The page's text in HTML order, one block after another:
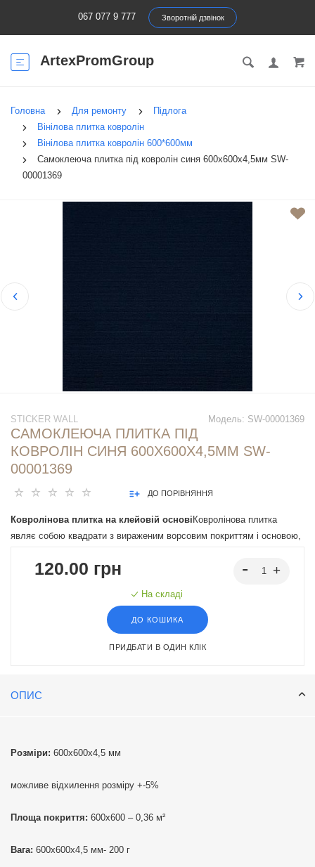
067 077 9 777 Зворотній дзвінок
ArtexPromGroup
Головна Для ремонту
Підлога
Вінілова плитка ковролін
Вінілова плитка ковролін 600*600мм
Самоклеюча плитка під ковролін синя 600х600х4,5мм SW-
00001369
Модель: SW-00001369
STICKER WALL
САМОКЛЕЮЧА ПЛИТКА ПІД
КОВРОЛІН СИНЯ 600Х600Х4,5ММ SW-
00001369
ДО ПОРІВНЯННЯ
Ковролінова плитка на клейовій основі Ковролінова плитка
являє собою квадрати з вираженим ворсовим покриттям і основою,
монтаж.120.00 грн
На складі
ДО КОШИКА
ПРИДБАТИ В ОДИН КЛІК
ОПИС
Розміри: 600х600х4,5 мм
можливе відхилення розміру +-5%
Площа покриття: 600х600 – 0,36 м²
Вага: 600х600х4,5 мм- 200 г